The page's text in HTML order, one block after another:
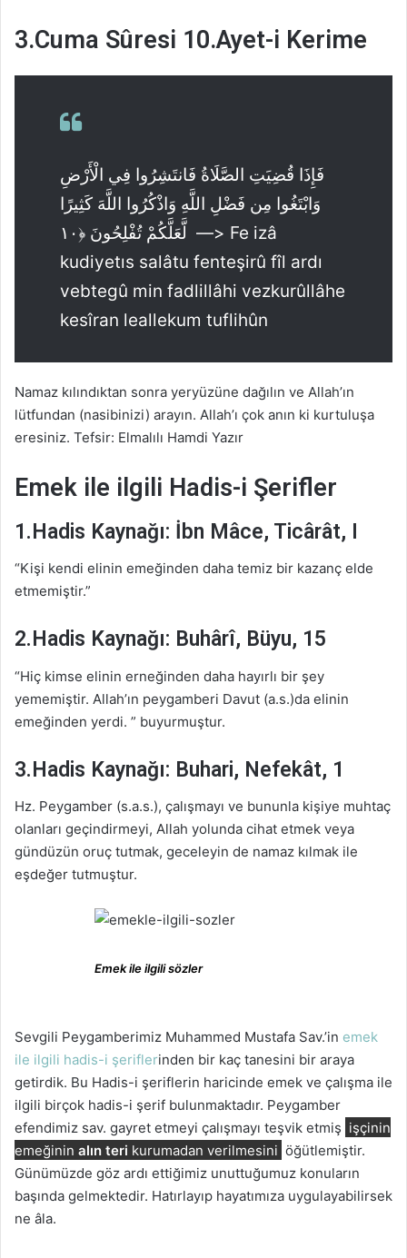
3.Cuma Sûresi 10.Ayet-i Kerime
فَإِذَا قُضِيَتِ الصَّلَاةُ فَانتَشِرُوا فِي الْأَرْضِ
وَابْتَغُوا مِن فَضْلِ اللَّهِ وَاذْكُرُوا اللَّهَ كَثِيرًا
لَّعَلَّكُمْ تُفْلِحُونَ ﴿١٠ —> Fe izâ
kudiyetıs salâtu fenteşirû fîl ardı
vebtegû min fadlillâhi vezkurûllâhe
kesîran leallekum tuflihûn
Namaz kılındıktan sonra yeryüzüne dağılın ve Allah’ın
lütfundan (nasibinizi) arayın. Allah’ı çok anın ki kurtuluşa
eresiniz. Tefsir: Elmalılı Hamdi Yazır
Emek ile ilgili Hadis-i Şerifler
1.Hadis Kaynağı: İbn Mâce, Ticârât, I
“Kişi kendi elinin emeğinden daha temiz bir kazanç elde
etmemiştir.”
2.Hadis Kaynağı: Buhârî, Büyu, 15
“Hiç kimse elinin erneğinden daha hayırlı bir şey
yememiştir. Allah’ın peygamberi Davut (a.s.)da elinin
emeğinden yerdi. ” buyurmuştur.
3.Hadis Kaynağı: Buhari, Nefekât, 1
Hz. Peygamber (s.a.s.), çalışmayı ve bununla kişiye muhtaç
olanları geçindirmeyi, Allah yolunda cihat etmek veya
gündüzün oruç tutmak, geceleyin de namaz kılmak ile
eşdeğer tutmuştur.
Emek ile ilgili sözler
Sevgili Peygamberimiz Muhammed Mustafa Sav.’in emek
ile ilgili hadis-i şeriflerinden bir kaç tanesini bir araya
getirdik. Bu Hadis-i şeriflerin haricinde emek ve çalışma ile
ilgili birçok hadis-i şerif bulunmaktadır. Peygamber
efendimiz sav. gayret etmeyi çalışmayı teşvik etmiş işçinin
emeğinin alın teri kurumadan verilmesini öğütlemiştir.
Günümüzde göz ardı ettiğimiz unuttuğumuz konuların
başında gelmektedir. Hatırlayıp hayatımıza uygulayabilirsek
ne âla.